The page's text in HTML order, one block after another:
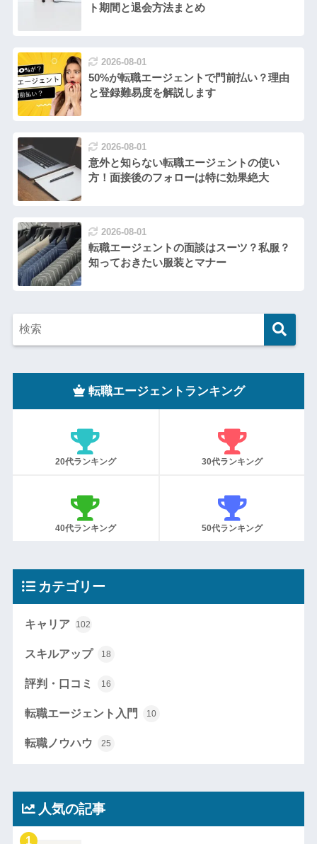
ト期間と退会方法まとめ
2026-08-01
50%が転職エージェントで門前払い？理由
と登録難易度を解説します
2026-08-01
意外と知らない転職エージェントの使い
方！面接後のフォローは特に効果絶大
2026-08-01
転職エージェントの面談はスーツ？私服？
知っておきたい服装とマナー
転職エージェントランキング
20代ランキング 30代ランキング
40代ランキング 50代ランキング
カテゴリー
キャリア 102
スキルアップ 18
評判・口コミ 16
転職エージェント入門 10
転職ノウハウ 25
人気の記事
1